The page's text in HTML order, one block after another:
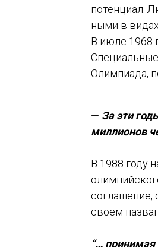
потенциал.
ными в
В июле 1968
Олимпиада,
— За эти
миллионов
В 1988 году
соглашение,
своем
“…